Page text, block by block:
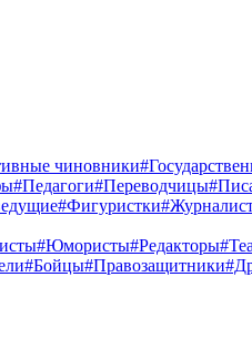
чиновники
#Педагоги#Переводчицы
#Фигуристки
#Юмористы#Редакторы
#Бойцы#Правозащитники